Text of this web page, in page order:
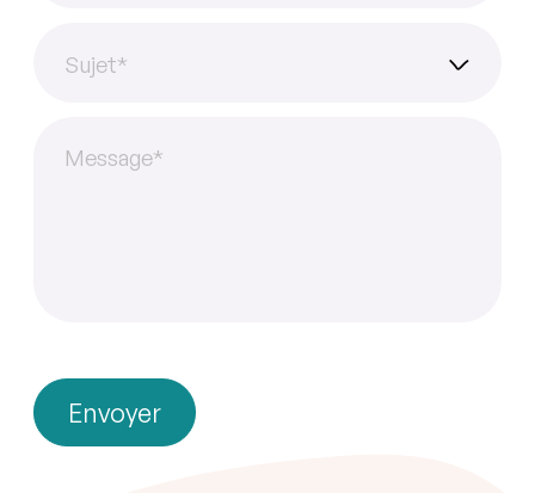
Sujet*
Message*
Envoyer